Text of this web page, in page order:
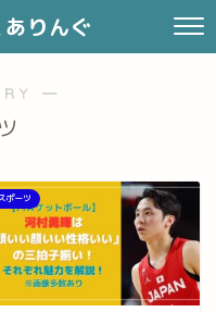
りんぐ
―
ポーツ